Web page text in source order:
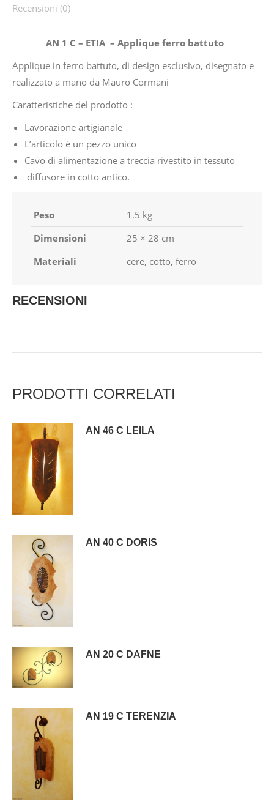
Recensioni (0)
AN 1 C – ETIA – Applique ferro battuto
Applique in ferro battuto, di design esclusivo, disegnato e
realizzato a mano da Mauro Cormani
Caratteristiche del prodotto :
Lavorazione artigianale
L’articolo è un pezzo unico
Cavo di alimentazione a treccia rivestito in tessuto
diffusore in cotto antico.
Peso
1.5 kg
Dimensioni
25 × 28 cm
Materiali
cere, cotto, ferro
RECENSIONI
PRODOTTI CORRELATI
AN 46 C LEILA
AN 40 C DORIS
AN 20 C DAFNE
AN 19 C TERENZIA